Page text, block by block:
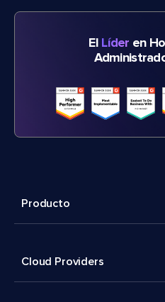
El Líder en
Producto
Cloud Providers